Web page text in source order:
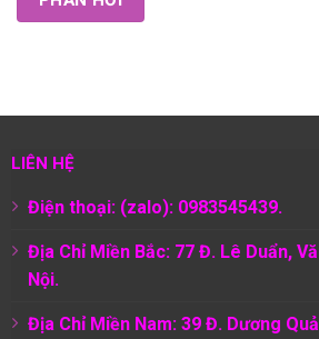
LIÊN HỆ
Điện thoại: (zalo): 0983545439.
Địa Chỉ Miền Bắc: 77 Đ. Lê Duẩn,
Nội.
Địa Chỉ Miền Nam: 39 Đ. Dương